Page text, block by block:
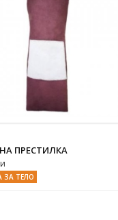
ПРЕСТИЛКА
ТЕЛО